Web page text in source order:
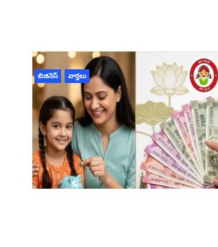
బిజినెస్ వార్తలు